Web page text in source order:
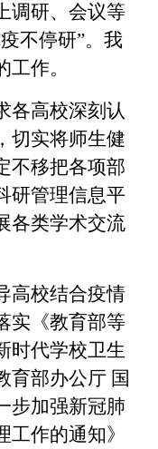
调研、会议等
不停研”。我
作。
高校深刻认
切实将师生健
不移把各项部
研管理信息平
各类学术交流
校结合疫情
实《教育部等
时代学校卫生
育部办公厅 国
步加强新冠肺
作的通知》